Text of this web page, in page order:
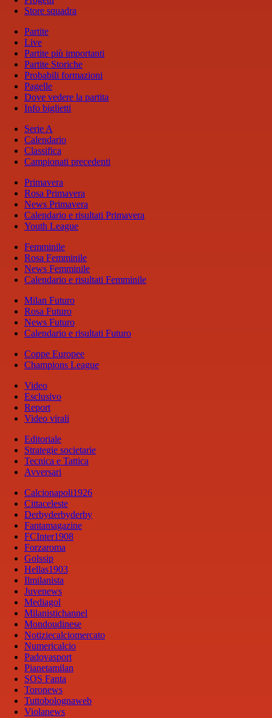
Store squadra
Partite
Live
Partite più importanti
Partite Storiche
Probabili formazioni
Pagelle
Dove vedere la partita
Info biglietti
Serie A
Calendario
Classifica
Campionati precedenti
Primavera
Rosa Primavera
News Primavera
Calendario e risultati Primavera
Youth League
Femminile
Rosa Femminile
News Femminile
Calendario e risultati Femminile
Milan Futuro
Rosa Futuro
News Futuro
Calendario e risultati Futuro
Coppe Europee
Champions League
Video
Esclusivo
Report
Video virali
Editoriale
Strategie societarie
Tecnica e Tattica
Avversari
Calcionapoli1926
Cittaceleste
Derbyderbyderby
Fantamagazine
FCInter1908
Forzaroma
Golssip
Hellas1903
Ilmilanista
Juvenews
Mediagol
Milanistichannel
Mondoudinese
Notiziecalciomercato
Numericalcio
Padovasport
Pianetamilan
SOS Fanta
Toronews
Tuttobolognaweb
Violanews